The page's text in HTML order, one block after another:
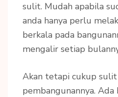
sulit. Mudah apabila
anda hanya perlu
berkala pada
mengalir setiap
Akan tetapi cukup
pembangunannya. Ada